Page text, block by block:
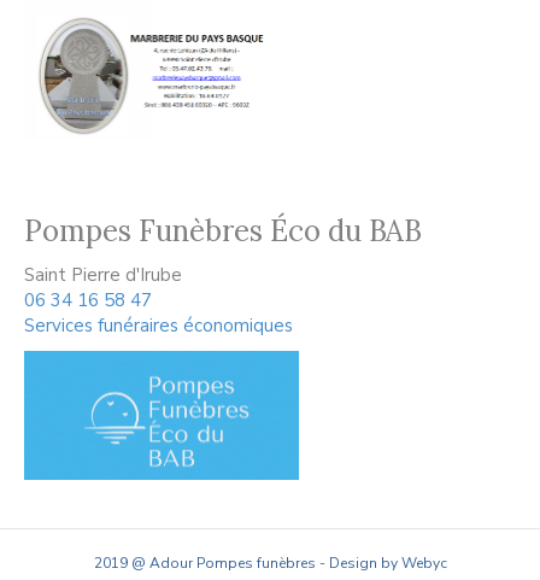
Pompes Funèbres Éco du BAB
Saint Pierre d'Irube
06 34 16 58 47
Services funéraires économiques
2019 @ Adour Pompes funèbres - Design by Webyc